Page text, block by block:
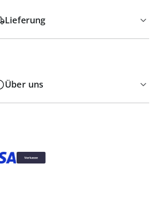
Lieferung
Über uns